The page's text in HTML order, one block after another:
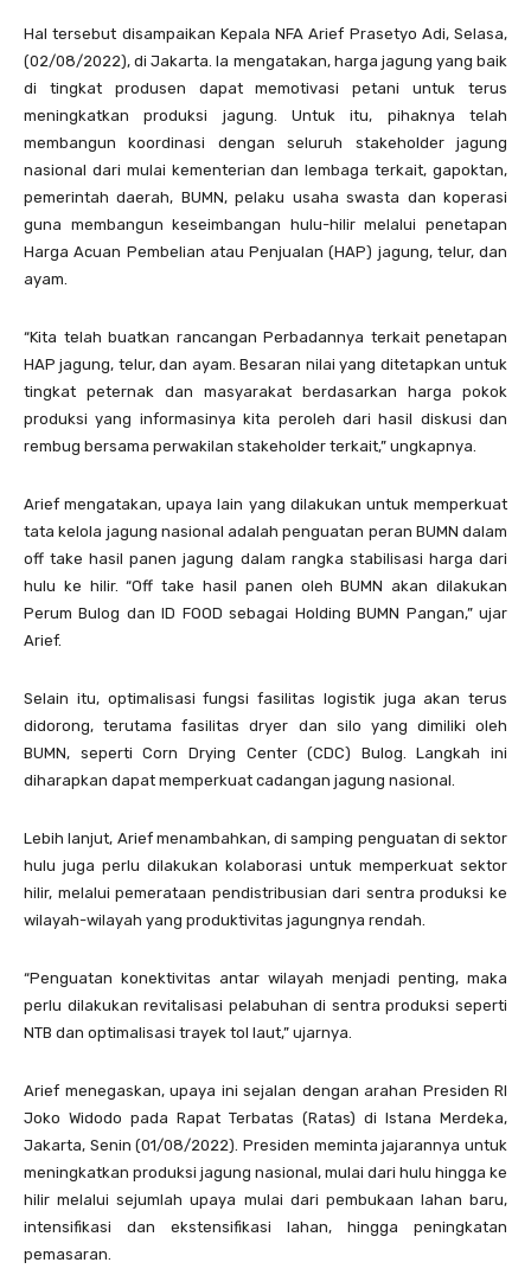
Hal tersebut disampaikan Kepala NFA Arief Prasetyo Adi, Selasa,
(02/08/2022), di Jakarta. Ia mengatakan, harga jagung yang baik
di tingkat produsen dapat memotivasi petani untuk terus
meningkatkan produksi jagung. Untuk itu, pihaknya telah
membangun koordinasi dengan seluruh stakeholder jagung
nasional dari mulai kementerian dan lembaga terkait, gapoktan,
pemerintah daerah, BUMN, pelaku usaha swasta dan koperasi
guna membangun keseimbangan hulu-hilir melalui penetapan
Harga Acuan Pembelian atau Penjualan (HAP) jagung, telur, dan
ayam.
“Kita telah buatkan rancangan Perbadannya terkait penetapan
HAP jagung, telur, dan ayam. Besaran nilai yang ditetapkan untuk
tingkat peternak dan masyarakat berdasarkan harga pokok
produksi yang informasinya kita peroleh dari hasil diskusi dan
rembug bersama perwakilan stakeholder terkait,” ungkapnya.
Arief mengatakan, upaya lain yang dilakukan untuk memperkuat
tata kelola jagung nasional adalah penguatan peran BUMN dalam
off take hasil panen jagung dalam rangka stabilisasi harga dari
hulu ke hilir. “Off take hasil panen oleh BUMN akan dilakukan
Perum Bulog dan ID FOOD sebagai Holding BUMN Pangan,” ujar
Arief.
Selain itu, optimalisasi fungsi fasilitas logistik juga akan terus
didorong, terutama fasilitas dryer dan silo yang dimiliki oleh
BUMN, seperti Corn Drying Center (CDC) Bulog. Langkah ini
diharapkan dapat memperkuat cadangan jagung nasional.
Lebih lanjut, Arief menambahkan, di samping penguatan di sektor
hulu juga perlu dilakukan kolaborasi untuk memperkuat sektor
hilir, melalui pemerataan pendistribusian dari sentra produksi ke
wilayah-wilayah yang produktivitas jagungnya rendah.
“Penguatan konektivitas antar wilayah menjadi penting, maka
perlu dilakukan revitalisasi pelabuhan di sentra produksi seperti
NTB dan optimalisasi trayek tol laut,” ujarnya.
Arief menegaskan, upaya ini sejalan dengan arahan Presiden RI
Joko Widodo pada Rapat Terbatas (Ratas) di Istana Merdeka,
Jakarta, Senin (01/08/2022). Presiden meminta jajarannya untuk
meningkatkan produksi jagung nasional, mulai dari hulu hingga ke
hilir melalui sejumlah upaya mulai dari pembukaan lahan baru,
intensifikasi dan ekstensifikasi lahan, hingga peningkatan
pemasaran.